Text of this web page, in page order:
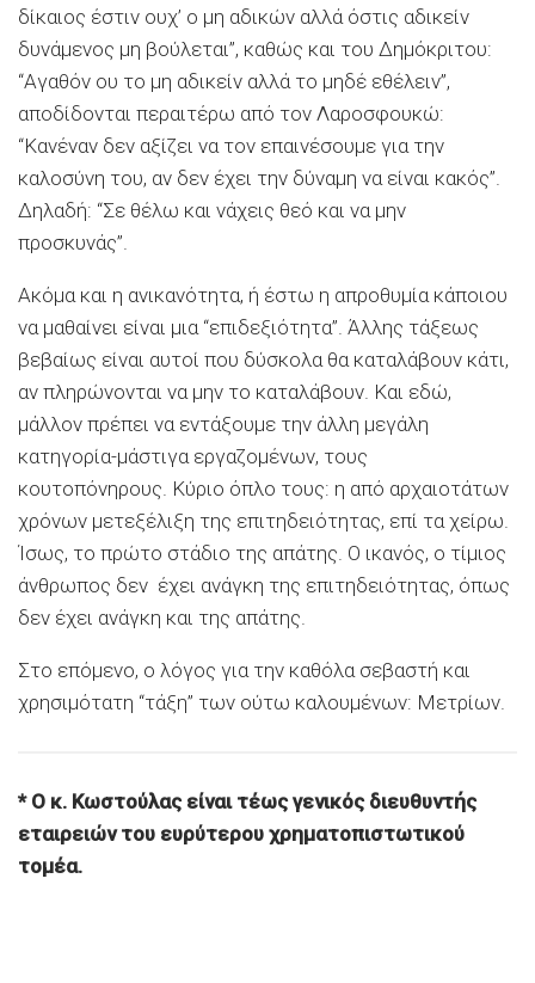
δίκαιος έστιν ουχ’ ο μη αδικών αλλά όστις αδικείν
δυνάμενος μη βούλεται”, καθώς και του Δημόκριτου:
“Αγαθόν ου το μη αδικείν αλλά το μηδέ εθέλειν”,
αποδίδονται περαιτέρω από τον Λαροσφουκώ:
“Κανέναν δεν αξίζει να τον επαινέσουμε για την
καλοσύνη του, αν δεν έχει την δύναμη να είναι κακός”.
Δηλαδή: “Σε θέλω και νάχεις θεό και να μην
προσκυνάς”.
Ακόμα και η ανικανότητα, ή έστω η απροθυμία κάποιου
να μαθαίνει είναι μια “επιδεξιότητα”. Άλλης τάξεως
βεβαίως είναι αυτοί που δύσκολα θα καταλάβουν κάτι,
αν πληρώνονται να μην το καταλάβουν. Και εδώ,
μάλλον πρέπει να εντάξουμε την άλλη μεγάλη
κατηγορία-μάστιγα εργαζομένων, τους
κουτοπόνηρους. Κύριο όπλο τους: η από αρχαιοτάτων
χρόνων μετεξέλιξη της επιτηδειότητας, επί τα χείρω.
Ίσως, το πρώτο στάδιο της απάτης. Ο ικανός, ο τίμιος
άνθρωπος δεν έχει ανάγκη της επιτηδειότητας, όπως
δεν έχει ανάγκη και της απάτης.
Στο επόμενο, ο λόγος για την καθόλα σεβαστή και
χρησιμότατη “τάξη” των ούτω καλουμένων: Μετρίων.
* O κ. Κωστούλας είναι τέως γενικός διευθυντής
εταιρειών του ευρύτερου χρηματοπιστωτικού
τομέα.